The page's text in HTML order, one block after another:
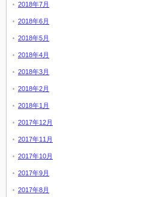
2018年7月
2018年6月
2018年5月
2018年4月
2018年3月
2018年2月
2018年1月
2017年12月
2017年11月
2017年10月
2017年9月
2017年8月